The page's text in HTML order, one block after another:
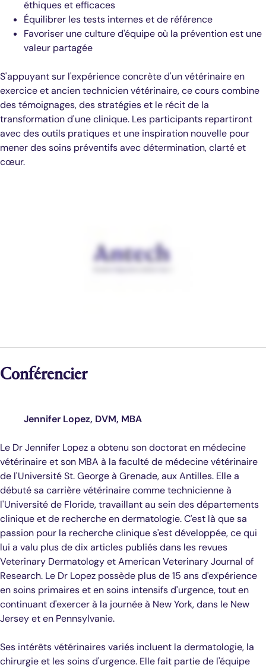
éthiques et efficaces
Équilibrer les tests internes et de référence
Favoriser une culture d'équipe où la prévention est une
valeur partagée
S'appuyant sur l'expérience concrète d'un vétérinaire en
exercice et ancien technicien vétérinaire, ce cours combine
des témoignages, des stratégies et le récit de la
transformation d'une clinique. Les participants repartiront
avec des outils pratiques et une inspiration nouvelle pour
mener des soins préventifs avec détermination, clarté et
cœur.
Conférencier
Jennifer Lopez, DVM, MBA
Le Dr Jennifer Lopez a obtenu son doctorat en médecine
vétérinaire et son MBA à la faculté de médecine vétérinaire
de l'Université St. George à Grenade, aux Antilles. Elle a
débuté sa carrière vétérinaire comme technicienne à
l'Université de Floride, travaillant au sein des départements
clinique et de recherche en dermatologie. C'est là que sa
passion pour la recherche clinique s'est développée, ce qui
lui a valu plus de dix articles publiés dans les revues
Veterinary Dermatology et American Veterinary Journal of
Research. Le Dr Lopez possède plus de 15 ans d'expérience
en soins primaires et en soins intensifs d'urgence, tout en
continuant d'exercer à la journée à New York, dans le New
Jersey et en Pennsylvanie.
Ses intérêts vétérinaires variés incluent la dermatologie, la
chirurgie et les soins d'urgence. Elle fait partie de l'équipe